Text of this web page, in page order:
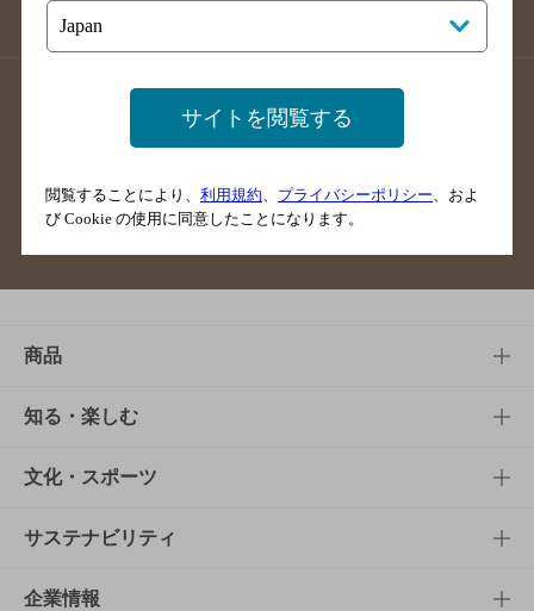
商品
商品TOP
商品一覧
商品発売情報
栄養成分一覧
知る・楽しむ
知る・楽しむTOP
キャンペーン
工場見学
文化・スポーツ
文化・スポーツTOP
サントリーホール
サステナビリティ
サステナビリティTOP
企業情報
サイトを閲覧する
閲覧することにより、 利用規約、 プライバシーポリシー、およ
び Cookie の使用に同意したことになります。